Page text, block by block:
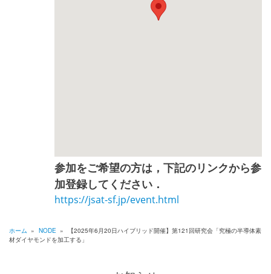
参加をご希望の方は，下記のリンクから参
加登録してください．
https://jsat-sf.jp/event.html
パ
ホーム » NODE »
【2025年6月20日ハイブリッド開催】第121回研究会「究極の半導体素
材ダイヤモンドを加工する」